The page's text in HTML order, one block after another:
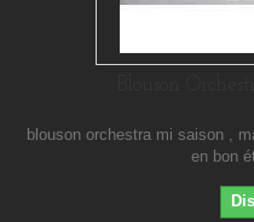
blouson orchestra mi saison ,
en bon